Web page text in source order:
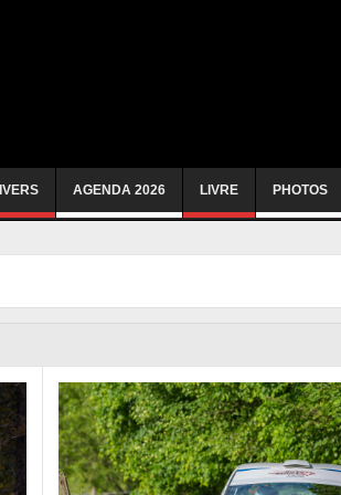
AGENDA 2026 LIVRE PHOTOS